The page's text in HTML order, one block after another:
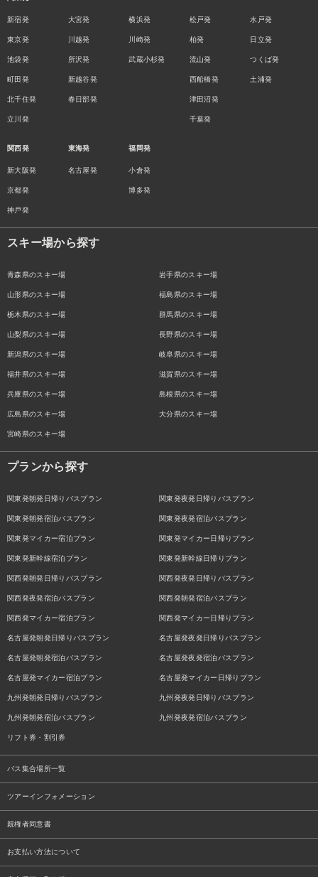
新宿発
東京発
池袋発
町田発
北千住発
立川発
大宮発
川越発
所沢発
新越谷発
春日部発
横浜発
川崎発
武蔵小杉発
松戸発
柏発
流山発
西船橋発
津田沼発
千葉発
水戸発
日立発
つくば発
土浦発
関西発
新大阪発
京都発
神戸発
東海発
名古屋発
福岡発
小倉発
博多発
スキー場から探す
青森県のスキー場 岩手県のスキー場
山形県のスキー場 福島県のスキー場
栃木県のスキー場 群馬県のスキー場
山梨県のスキー場 長野県のスキー場
新潟県のスキー場 岐阜県のスキー場
福井県のスキー場 滋賀県のスキー場
兵庫県のスキー場 島根県のスキー場
広島県のスキー場 大分県のスキー場
宮崎県のスキー場
プランから探す
関東発朝発日帰りバスプラン 関東発夜発日帰りバスプラン
関東発朝発宿泊バスプラン 関東発夜発宿泊バスプラン
関東発マイカー宿泊プラン 関東発マイカー日帰りプラン
関東発新幹線宿泊プラン 関東発新幹線日帰りプラン
関西発朝発日帰りバスプラン 関西発夜発日帰りバスプラン
関西発夜発宿泊バスプラン 関西発朝発宿泊バスプラン
関西発マイカー宿泊プラン 関西発マイカー日帰りプラン
名古屋発朝発日帰りバスプラン 名古屋発夜発日帰りバスプラン
名古屋発朝発宿泊バスプラン 名古屋発夜発宿泊バスプラン
名古屋発マイカー宿泊プラン 名古屋発マイカー日帰りプラン
九州発朝発日帰りバスプラン 九州発夜発日帰りバスプラン
九州発朝発宿泊バスプラン 九州発夜発宿泊バスプラン
リフト券・割引券
バス集合場所一覧
ツアーインフォメーション
親権者同意書
お支払い方法について